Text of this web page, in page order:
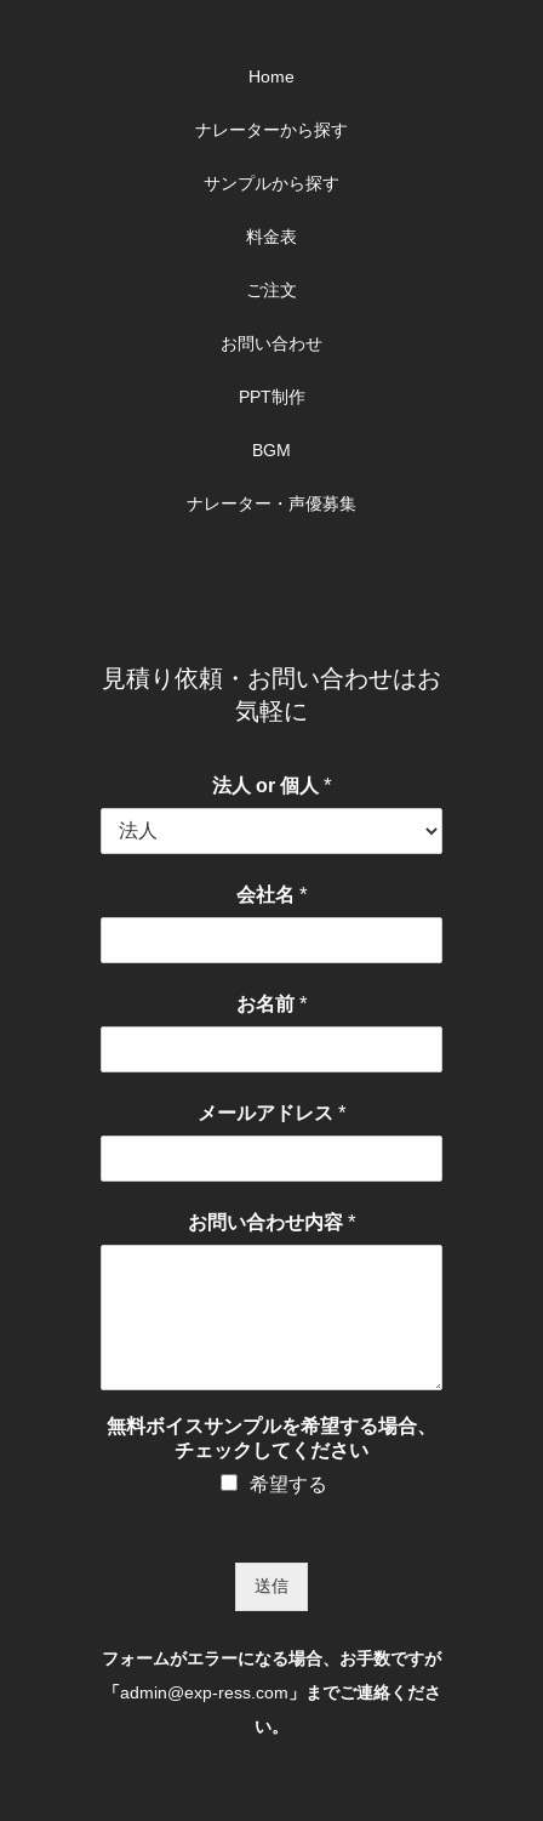
Home
ナレーターから探す
サンプルから探す
料金表
ご注文
お問い合わせ
PPT制作
BGM
ナレーター・声優募集
見積り依頼・お問い合わせはお
気軽に
法人 or 個人 *
会社名 *
お名前 *
メールアドレス *
お問い合わせ内容 *
無料ボイスサンプルを希望する場合、
チェックしてください
希望する
送信
フォームがエラーになる場合、お手数ですが
「admin@exp-ress.com 」までご連絡くださ
い。